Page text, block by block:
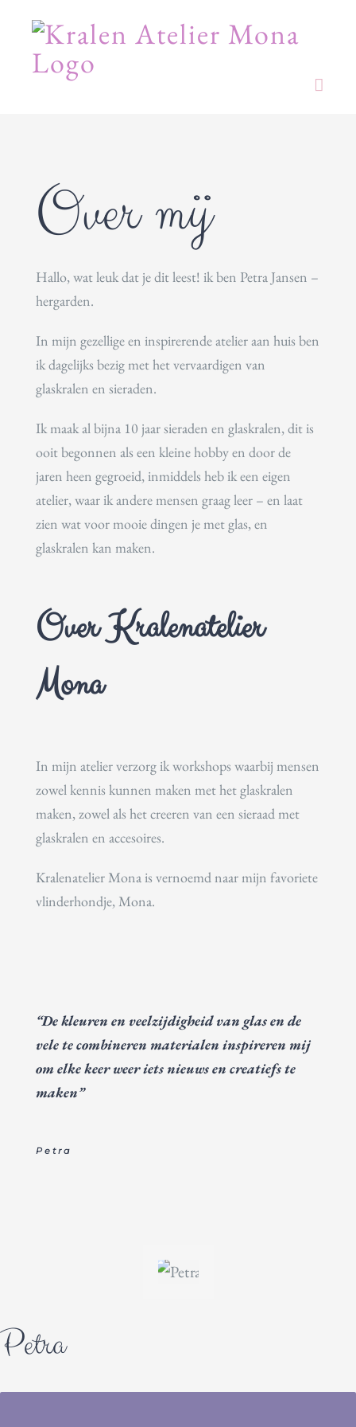
content
Over mij
Hallo, wat leuk dat je dit leest! ik ben Petra Jansen –
hergarden.
In mijn gezellige en inspirerende atelier aan huis ben
ik dagelijks bezig met het vervaardigen van
glaskralen en sieraden.
Ik maak al bijna 10 jaar sieraden en glaskralen, dit is
ooit begonnen als een kleine hobby en door de
jaren heen gegroeid, inmiddels heb ik een eigen
atelier, waar ik andere mensen graag leer – en laat
zien wat voor mooie dingen je met glas, en
glaskralen kan maken.
Over Kralenatelier
Mona
In mijn atelier verzorg ik workshops waarbij mensen
zowel kennis kunnen maken met het glaskralen
maken, zowel als het creeren van een sieraad met
glaskralen en accesoires.
Kralenatelier Mona is vernoemd naar mijn favoriete
vlinderhondje, Mona.
“De kleuren en veelzijdigheid van glas en de
vele te combineren materialen inspireren mij
om elke keer weer iets nieuws en creatiefs te
maken”
Petra
Petra